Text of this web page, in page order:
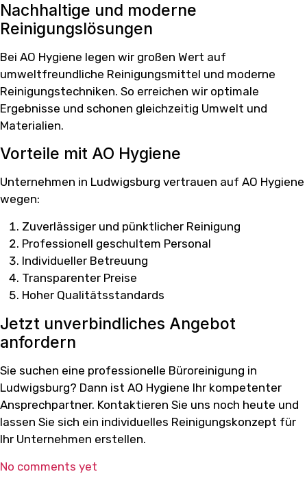
Nachhaltige und moderne
Reinigungslösungen
Bei AO Hygiene legen wir großen Wert auf
umweltfreundliche Reinigungsmittel und moderne
Reinigungstechniken. So erreichen wir optimale
Ergebnisse und schonen gleichzeitig Umwelt und
Materialien.
Vorteile mit AO Hygiene
Unternehmen in Ludwigsburg vertrauen auf AO Hygiene
wegen:
Zuverlässiger und pünktlicher Reinigung
Professionell geschultem Personal
Individueller Betreuung
Transparenter Preise
Hoher Qualitätsstandards
Jetzt unverbindliches Angebot
anfordern
Sie suchen eine professionelle Büroreinigung in
Ludwigsburg? Dann ist AO Hygiene Ihr kompetenter
Ansprechpartner. Kontaktieren Sie uns noch heute und
lassen Sie sich ein individuelles Reinigungskonzept für
Ihr Unternehmen erstellen.
No comments yet